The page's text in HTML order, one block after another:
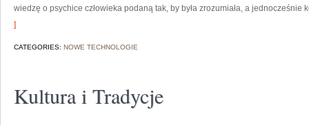
wiedzę o psychice człowieka podaną tak, by była zrozumiała, a jednocześnie
]
CATEGORIES: NOWE TECHNOLOGIE
Kultura i Tradycje